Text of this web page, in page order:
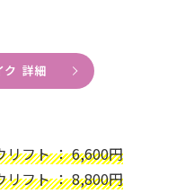
ク 詳細
リフト ： 6,600円
リフト ： 8,800円